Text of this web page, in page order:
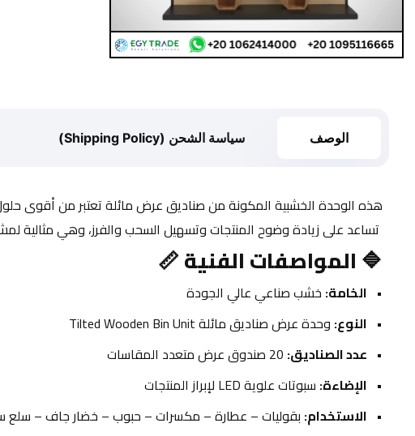
الوصف سياسة الشحن (Shipping Policy)
هذه الوحدة الخشبية المكونة من صناديق عرض مائلة تعتبر من أقوى
🔷 المواصفات الفنية 📏
الخامة: خشب صناعي عالي الجودة
النوع: وحدة عرض صناديق مائلة Tilted Wooden Bin Unit
عدد الصناديق:
الإضاءة: سبوتات علوية LED لإبراز المنتجات
الاستخدام: بقوليات – عطارة – مكسرات – حبوب – خضار جاف – سلع